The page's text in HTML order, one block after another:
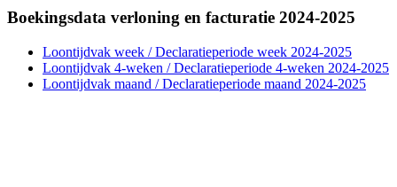
Boekingsdata verloning en facturatie 2024-2025
Loontijdvak week / Declaratieperiode week 2024-2025
Loontijdvak 4-weken / Declaratieperiode 4-weken 2024-2025
Loontijdvak maand / Declaratieperiode maand 2024-2025